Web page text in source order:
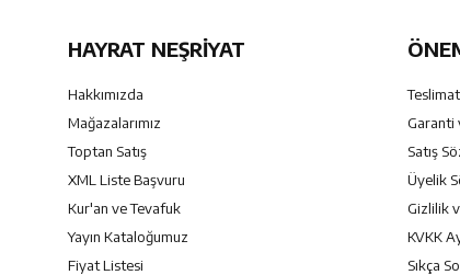
HAYRAT NEŞRIYAT
Hakkımızda
Mağazalarımız
Toptan Satış
XML Liste Başvuru
Kur'an ve Tevafuk
Yayın Kataloğumuz
Fiyat Listesi
Garanti
Satış
Üyelik
Gizlilik
KVKK
Sıkça